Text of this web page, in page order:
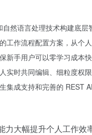
自然语言处理技术构建底
工作流程配置方案，从
新手用户可以零学习成
实时共同编辑、细粒度权
集成支持和完善的 REST
力大幅提升个人工作